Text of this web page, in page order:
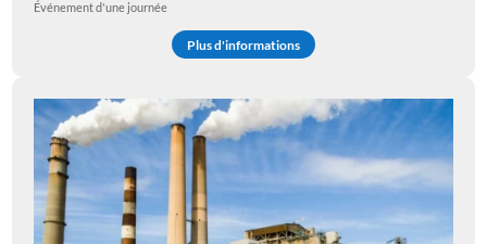
Événement d'une journée
Plus d'informations